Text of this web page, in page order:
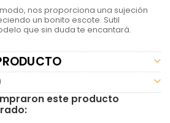
nos proporciona una sujeción
un bonito escote. Sutil
que sin duda te encantará.
este producto